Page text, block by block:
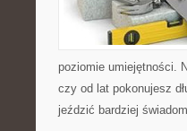
poziomie umiejętności.
czy od lat pokonujesz
jeździć bardziej